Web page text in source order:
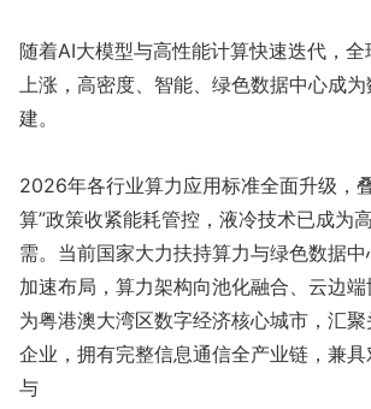
随着AI大模型与高性能计算快速迭代，
上涨，高密度、智能、绿色数据中心成
建。
2026年各行业算力应用标准全面升级，
算”政策收紧能耗管控，液冷技术已成为
需。当前国家大力扶持算力与绿色数据
加速布局，算力架构向池化融合、云边
为粤港澳大湾区数字经济核心城市，汇
企业，拥有完整信息通信全产业链，兼
与